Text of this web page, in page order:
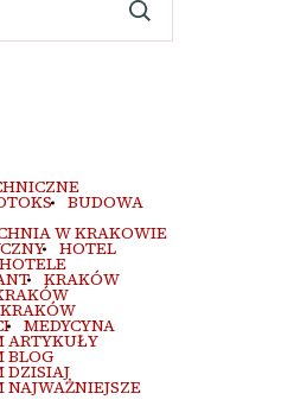
BUDOWA
W KRAKOWIE
HOTEL
HOTELE
KRAKÓW
MEDYCYNA
ARTYKUŁY
BLOG
DZISIAJ